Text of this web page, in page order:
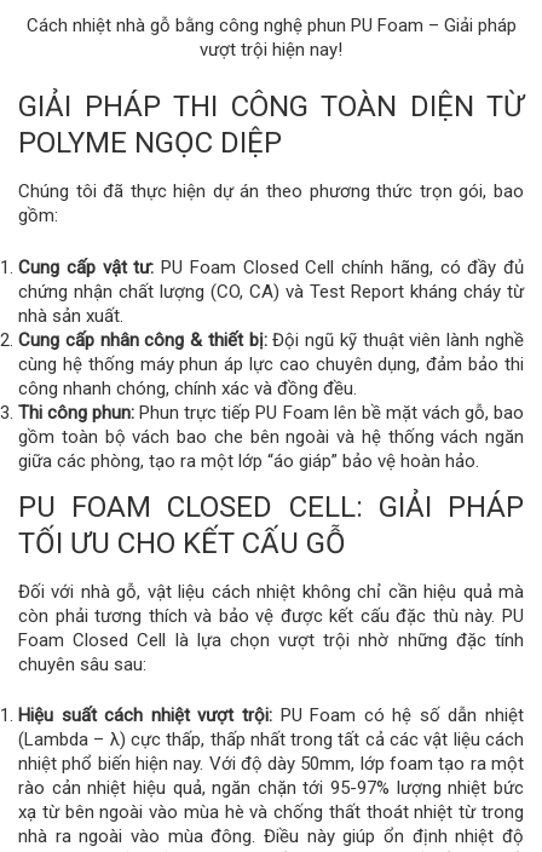
Cách nhiệt nhà gỗ bằng công nghệ phun PU Foam – Giải pháp
vượt trội hiện nay!
GIẢI PHÁP THI CÔNG TOÀN DIỆN TỪ
POLYME NGỌC DIỆP
Chúng tôi đã thực hiện dự án theo phương thức trọn gói, bao
gồm:
Cung cấp vật tư: PU Foam Closed Cell chính hãng, có đầy đủ
chứng nhận chất lượng (CO, CA) và Test Report kháng cháy từ
nhà sản xuất.
Cung cấp nhân công & thiết bị:Đội ngũ kỹ thuật viên lành nghề
cùng hệ thống máy phun áp lực cao chuyên dụng, đảm bảo thi
công nhanh chóng, chính xác và đồng đều.
Thi công phun: Phun trực tiếp PU Foam lên bề mặt vách gỗ, bao
gồm toàn bộ vách bao che bên ngoài và hệ thống vách ngăn
giữa các phòng, tạo ra một lớp “áo giáp” bảo vệ hoàn hảo.
PU FOAM CLOSED CELL: GIẢI PHÁP
TỐI ƯU CHO KẾT CẤU GỖ
Đối với nhà gỗ, vật liệu cách nhiệt không chỉ cần hiệu quả mà
còn phải tương thích và bảo vệ được kết cấu đặc thù này. PU
Foam Closed Cell là lựa chọn vượt trội nhờ những đặc tính
chuyên sâu sau:
Hiệu suất cách nhiệt vượt trội: PU Foam có hệ số dẫn nhiệt
(Lambda – λ) cực thấp, thấp nhất trong tất cả các vật liệu cách
nhiệt phổ biến hiện nay. Với độ dày 50mm, lớp foam tạo ra một
rào cản nhiệt hiệu quả, ngăn chặn tới 95-97% lượng nhiệt bức
xạ từ bên ngoài vào mùa hè và chống thất thoát nhiệt từ trong
nhà ra ngoài vào mùa đông. Điều này giúp ổn định nhiệt độ